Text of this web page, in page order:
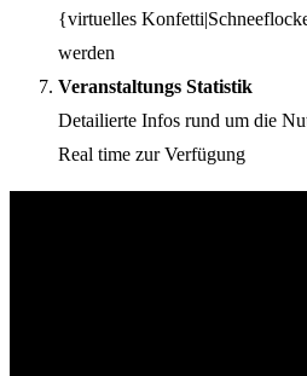
{virtuelles
werden
Veranstaltungs Statistik
Detailierte Infos rund um die
Real time zur Verfügung